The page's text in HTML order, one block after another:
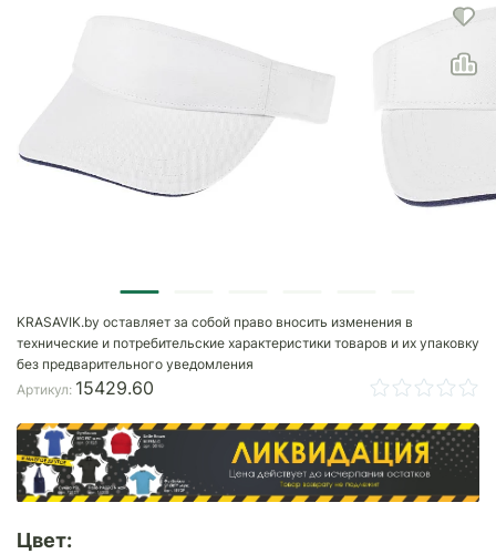
KRASAVIK.by оставляет за собой право вносить изменения в
технические и потребительские характеристики товаров и их упаковку
без предварительного уведомления
Артикул: 15429.60
Цвет: